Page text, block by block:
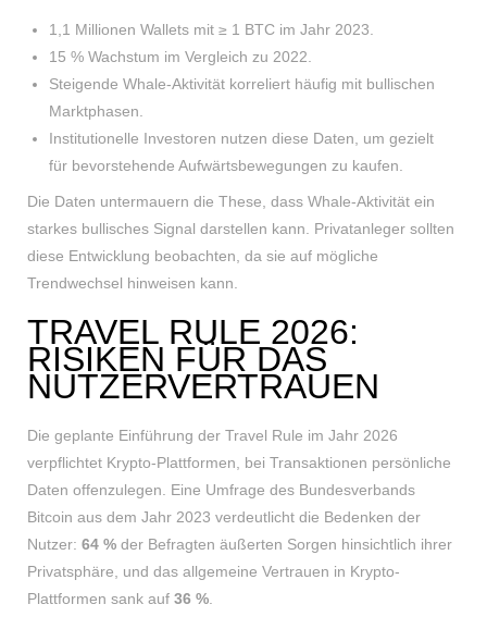
1,1 Millionen Wallets mit ≥ 1 BTC im Jahr 2023.
15 % Wachstum im Vergleich zu 2022.
Steigende Whale-Aktivität korreliert häufig mit bullischen
Marktphasen.
Institutionelle Investoren nutzen diese Daten, um gezielt
für bevorstehende Aufwärtsbewegungen zu kaufen.
Die Daten untermauern die These, dass Whale-Aktivität ein
starkes bullisches Signal darstellen kann. Privatanleger sollten
diese Entwicklung beobachten, da sie auf mögliche
Trendwechsel hinweisen kann.
TRAVEL RULE 2026:
RISIKEN FÜR DAS
NUTZERVERTRAUEN
Die geplante Einführung der Travel Rule im Jahr 2026
verpflichtet Krypto-Plattformen, bei Transaktionen persönliche
Daten offenzulegen. Eine Umfrage des Bundesverbands
Bitcoin aus dem Jahr 2023 verdeutlicht die Bedenken der
Nutzer: 64 % der Befragten äußerten Sorgen hinsichtlich ihrer
Privatsphäre, und das allgemeine Vertrauen in Krypto-
Plattformen sank auf 36 %